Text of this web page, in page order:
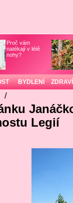
Proč vám
natékají v létě
nohy?
BYDLENÍ ZDRAVÍ
/
Legií